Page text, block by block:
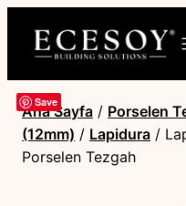
Save
Ana Sayfa / Porselen
(12mm) / Lapidura /
Porselen Tezgah